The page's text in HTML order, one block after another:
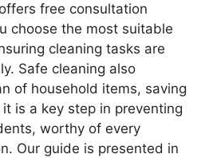
free consultation
choose the most suitable
cleaning tasks are
Safe cleaning also
of household items, saving
is a key step in preventing
worthy of every
Our guide is presented in